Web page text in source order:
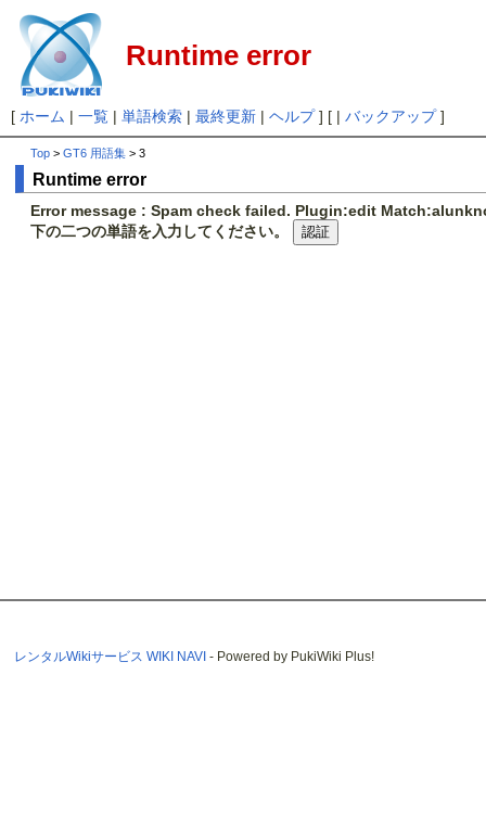
Runtime error
[ ホーム | 一覧| 単語検索| 最終更新| ヘルプ] [ | バックアップ]
Top > GT6 用語集 > 3
Runtime error
Error message : Spam check failed. Plugin:edit
下の二つの単語を入力してください。
レンタルWikiサービス WIKI NAVI - Powered by PukiWiki Plus!